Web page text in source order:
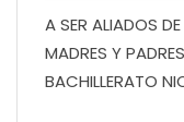
A SER ALIADOS
MADRES Y
BACHILLERATO